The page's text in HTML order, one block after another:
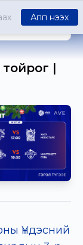
|
Үндэсний
Апп нээх